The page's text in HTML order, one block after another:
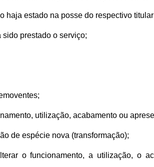
haja estado na posse do respectivo
prestado o serviço;
utilização, acabamento ou
de espécie nova (transformação);
o funcionamento, a utilização, o